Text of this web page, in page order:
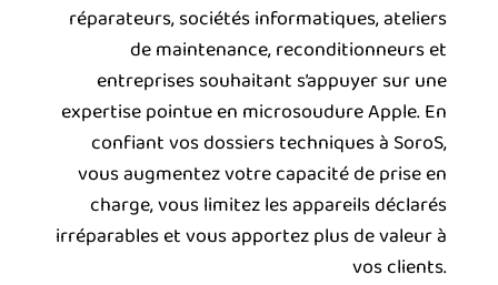
réparateurs, sociétés informatiques, ateliers
de maintenance, reconditionneurs et
entreprises souhaitant s’appuyer sur une
expertise pointue en microsoudure Apple. En
confiant vos dossiers techniques à SoroS,
vous augmentez votre capacité de prise en
charge, vous limitez les appareils déclarés
irréparables et vous apportez plus de valeur à
vos clients.